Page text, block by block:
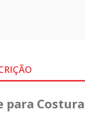
para